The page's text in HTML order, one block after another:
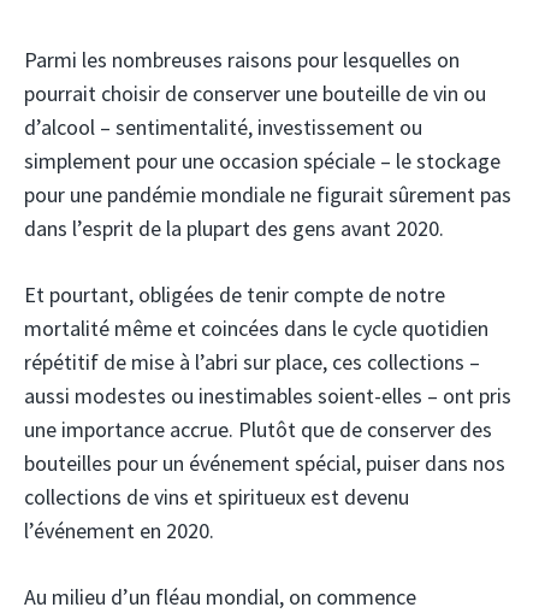
Parmi les nombreuses raisons pour lesquelles on
pourrait choisir de conserver une bouteille de vin ou
d’alcool – sentimentalité, investissement ou
simplement pour une occasion spéciale – le stockage
pour une pandémie mondiale ne figurait sûrement pas
dans l’esprit de la plupart des gens avant 2020.
Et pourtant, obligées de tenir compte de notre
mortalité même et coincées dans le cycle quotidien
répétitif de mise à l’abri sur place, ces collections –
aussi modestes ou inestimables soient-elles – ont pris
une importance accrue. Plutôt que de conserver des
bouteilles pour un événement spécial, puiser dans nos
collections de vins et spiritueux est devenu
l’événement en 2020.
Au milieu d’un fléau mondial, on commence